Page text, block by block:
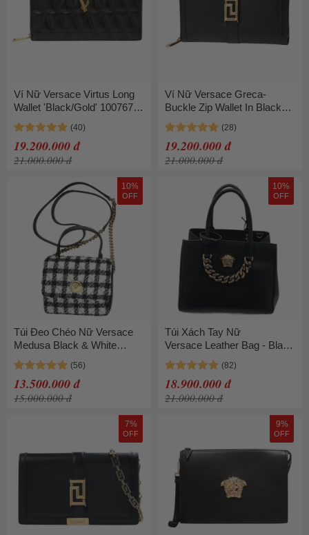
Ví Nữ Versace Virtus Long
Wallet 'Black/Gold' 1007674
DNATR4 Màu Đen
19.200.000 đ
21.000.000 đ
Ví Nữ Versace Greca-
Buckle Zip Wallet In Black
1007135 1A05134 Màu Đen
19.200.000 đ
21.000.000 đ
10%
OFF
Túi Đeo Chéo Nữ Versace
Medusa Black & White
Quilting Tweed Shoulder Bag
1020706 1A157 Màu Đen
Trắng
13.500.000 đ
15.000.000 đ
10%
OFF
Túi Xách Tay Nữ
Versace Leather Bag - Black
Màu Đen
18.900.000 đ
21.000.000 đ
7%
OFF
9%
OFF